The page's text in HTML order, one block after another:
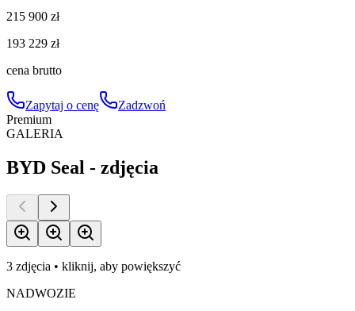
215 900 zł
193 229 zł
cena brutto
Zapytaj o cenę
Zadzwoń
Premium
GALERIA
BYD Seal - zdjęcia
3 zdjęcia • kliknij, aby powiększyć
NADWOZIE